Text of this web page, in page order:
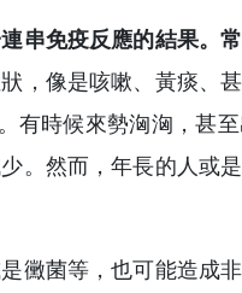
串免疫反應的結果。
，像是咳嗽、黃痰、
有時候來勢洶洶，甚
。然而，年長的人或
黴菌等，也可能造成